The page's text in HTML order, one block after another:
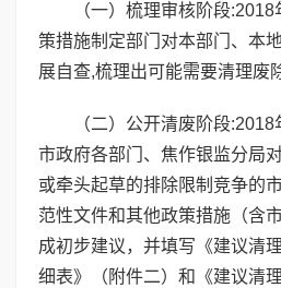
（一）梳理审核阶段
策措施制定部门对本部门、本
展自查,梳理出可能需要清理废
（二）公开清废阶段
市政府各部门、焦作银监分局
或牵头起草的排除限制竞争的
范性文件和其他政策措施（含
成初步建议，并填写《建议清
细表》（附件二）和《建议清